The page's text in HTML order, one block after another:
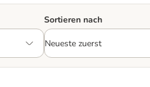
Sortieren nach